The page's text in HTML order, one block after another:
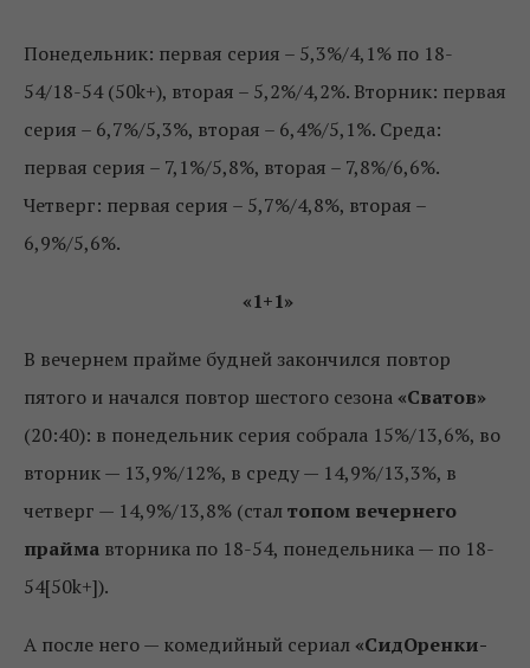
Понедельник: первая серия – 5,3%/4,1% по 18-
54/18-54 (50k+), вторая – 5,2%/4,2%. Вторник: первая
серия – 6,7%/5,3%, вторая – 6,4%/5,1%. Среда:
первая серия – 7,1%/5,8%, вторая – 7,8%/6,6%.
Четверг: первая серия – 5,7%/4,8%, вторая –
6,9%/5,6%.
«1+1»
В вечернем прайме будней закончился повтор
пятого и начался повтор шестого сезона «Сватов»
(20:40): в понедельник серия собрала 15%/13,6%, во
вторник — 13,9%/12%, в среду — 14,9%/13,3%, в
четверг — 14,9%/13,8% (сталтопом вечернего
прайма вторника по 18-54, понедельника — по 18-
54[50k+]).
А после него — комедийный сериал «СидОренки-